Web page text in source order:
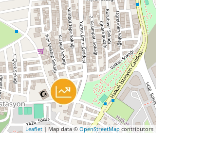
Leaflet | Map data © OpenStreetMap contributors